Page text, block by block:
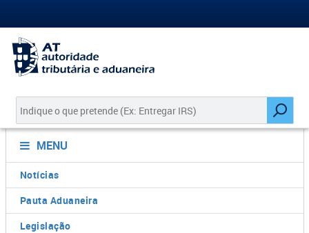
MENU
Notícias
Pauta Aduaneira
Legislação